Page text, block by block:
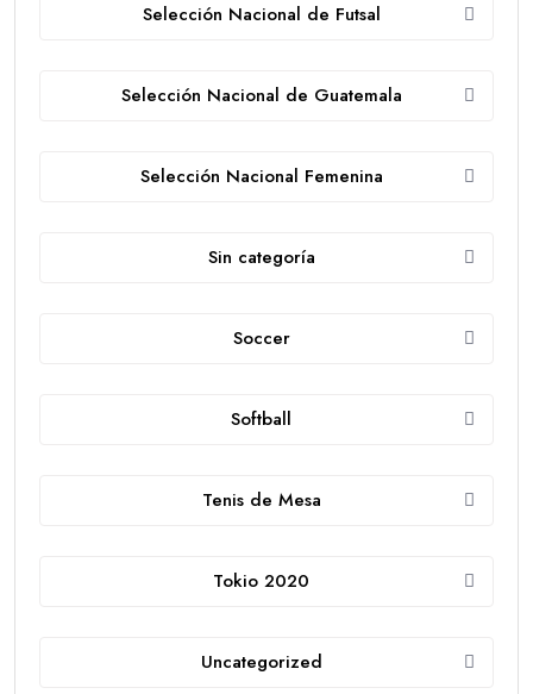
Selección Nacional de Futsal
Selección Nacional de Guatemala
Selección Nacional Femenina
Sin categoría
Soccer
Softball
Tenis de Mesa
Tokio 2020
Uncategorized